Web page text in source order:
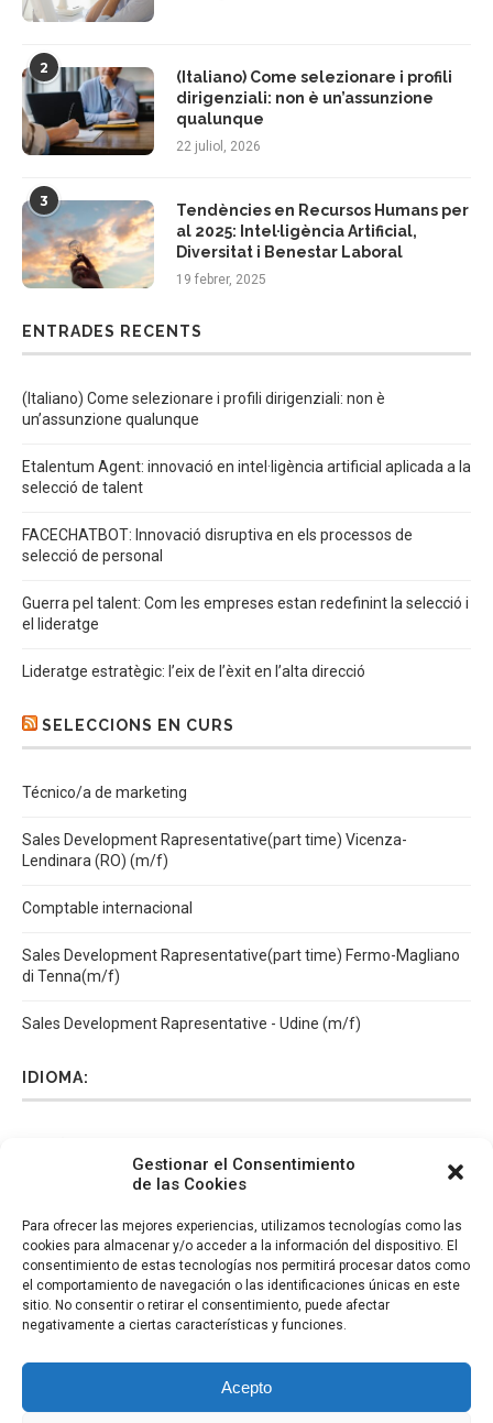
Gestionar el Consentimiento
de las Cookies
Para ofrecer las mejores experiencias, utilizamos tecnologías como las
cookies para almacenar y/o acceder a la información del dispositivo. El
consentimiento de estas tecnologías nos permitirá procesar datos como
el comportamiento de navegación o las identificaciones únicas en este
sitio. No consentir o retirar el consentimiento, puede afectar
negativamente a ciertas características y funciones.
Acepto
2
(Italiano) Come selezionare i profili
dirigenziali: non è un’assunzione
qualunque
22 juliol, 2026
3
Tendències en Recursos Humans per
al 2025: Intel·ligència Artificial,
Diversitat i Benestar Laboral
19 febrer, 2025
ENTRADES RECENTS
(Italiano) Come selezionare i profili dirigenziali: non è
un’assunzione qualunque
Etalentum Agent: innovació en intel·ligència artificial aplicada a la
selecció de talent
FACECHATBOT: Innovació disruptiva en els processos de
selecció de personal
Guerra pel talent: Com les empreses estan redefinint la selecció i
el lideratge
Lideratge estratègic: l’eix de l’èxit en l’alta direcció
SELECCIONS EN CURS
Técnico/a de marketing
Sales Development Rapresentative(part time) Vicenza-
Lendinara (RO) (m/f)
Comptable internacional
Sales Development Rapresentative(part time) Fermo-Magliano
di Tenna(m/f)
Sales Development Rapresentative - Udine (m/f)
IDIOMA: